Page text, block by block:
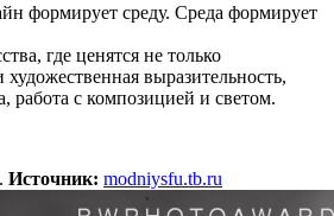
формирует среду. Среда формирует
где ценятся не только
выразительность,
работа с композицией и светом.
Источник: modniysfu.tb.ru